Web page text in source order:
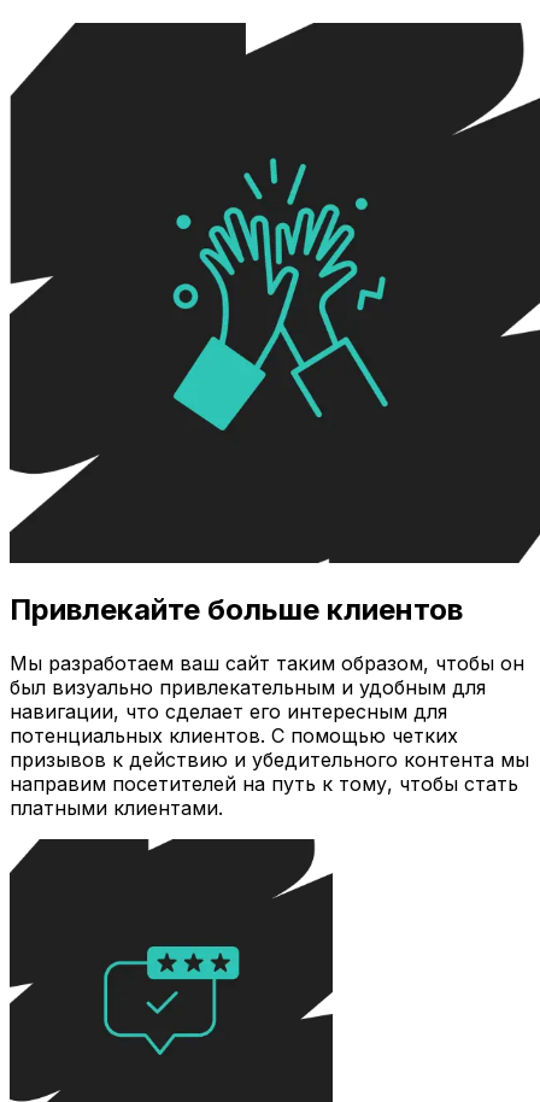
Привлекайте больше клиентов
Мы разработаем ваш сайт таким образом, чтобы он
был визуально привлекательным и удобным для
навигации, что сделает его интересным для
потенциальных клиентов. С помощью четких
призывов к действию и убедительного контента мы
направим посетителей на путь к тому, чтобы стать
платными клиентами.